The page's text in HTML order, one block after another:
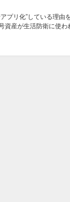
プリ化”している理
資産が生活防衛に使